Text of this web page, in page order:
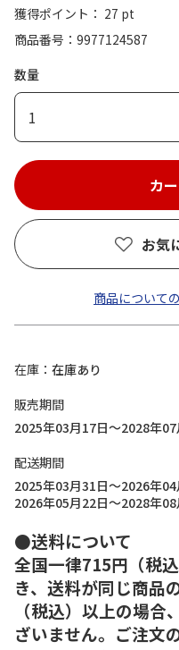
獲得ポイント： 27 pt
商品番号
9977124587
数量
1
お気
商品について
在庫
在庫あり
販売期間
2025年03月17日～2028年07
配送期間
2025年03月31日～2026年04
2026年05月22日～2028年08
●送料について
全国一律715円（税
き、送料が同じ商品
（税込）以上の場
ざいません。ご注文